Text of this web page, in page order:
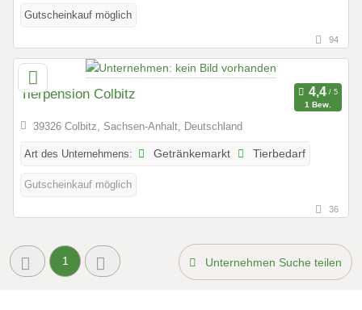
Gutscheinkauf möglich
94
Tierpension Colbitz
1 Bew.
39326 Colbitz, Sachsen-Anhalt, Deutschland
Art des Unternehmens: Getränkemarkt Tierbedarf
Gutscheinkauf möglich
36
1 Unternehmen Suche teilen